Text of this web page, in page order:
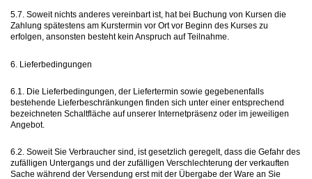
5.7. Soweit nichts anderes vereinbart ist, hat bei Buchung von Kursen die
Zahlung spätestens am Kurstermin vor Ort vor Beginn des Kurses zu
erfolgen, ansonsten besteht kein Anspruch auf Teilnahme.
6. Lieferbedingungen
6.1. Die Lieferbedingungen, der Liefertermin sowie gegebenenfalls
bestehende Lieferbeschränkungen finden sich unter einer entsprechend
bezeichneten Schaltfläche auf unserer Internetpräsenz oder im jeweiligen
Angebot.
6.2. Soweit Sie Verbraucher sind, ist gesetzlich geregelt, dass die Gefahr des
zufälligen Untergangs und der zufälligen Verschlechterung der verkauften
Sache während der Versendung erst mit der Übergabe der Ware an Sie